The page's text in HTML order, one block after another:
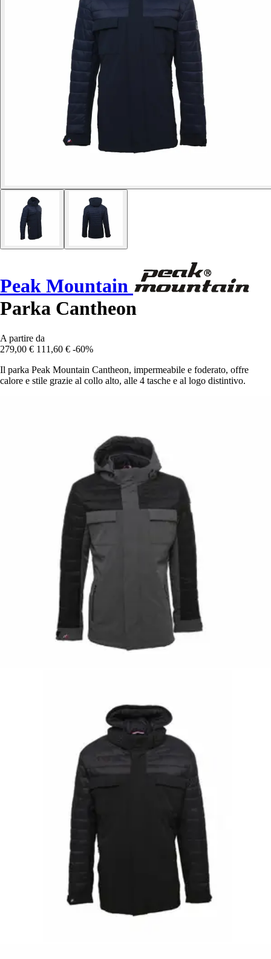
Peak Mountain
Parka Cantheon
A partire da
279,00 € 111,60 € -60%
Il parka Peak Mountain Cantheon, impermeabile e foderato, offre
calore e stile grazie al collo alto, alle 4 tasche e al logo distintivo.